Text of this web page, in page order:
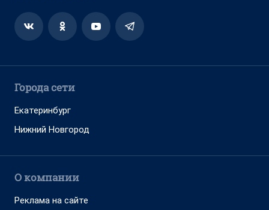
Города сети
Екатеринбург
Нижний Новгород
О компании
Реклама на сайте